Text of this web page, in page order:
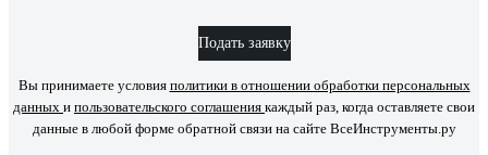
Подать заявку
Вы принимаете условия политики в отношении обработки персональных
данных и пользовательского соглашения каждый раз, когда оставляете свои
данные в любой форме обратной связи на сайте ВсеИнструменты.ру